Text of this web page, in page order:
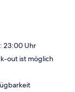
23:00 Uhr
out ist möglich